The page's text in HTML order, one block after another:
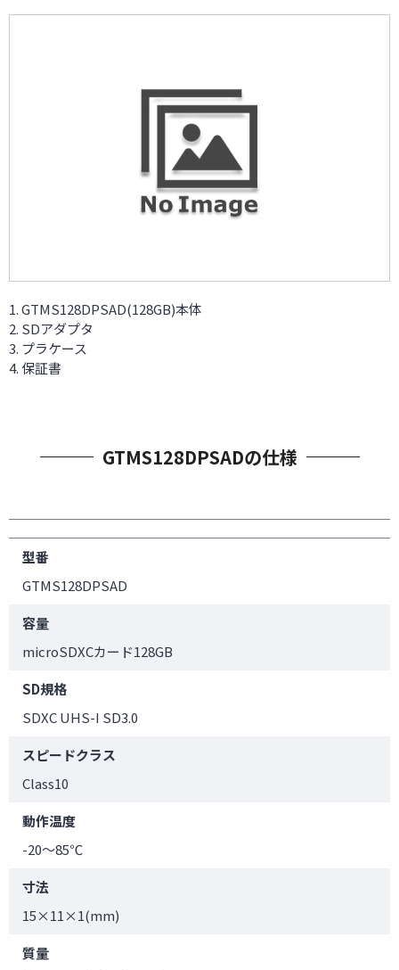
GTMS128DPSAD(128GB)本体
SDアダプタ
プラケース
保証書
GTMS128DPSADの仕様
型番
GTMS128DPSAD
容量
microSDXCカード128GB
SD規格
SDXC UHS-I SD3.0
スピードクラス
Class10
動作温度
-20～85℃
寸法
15×11×1(mm)
質量